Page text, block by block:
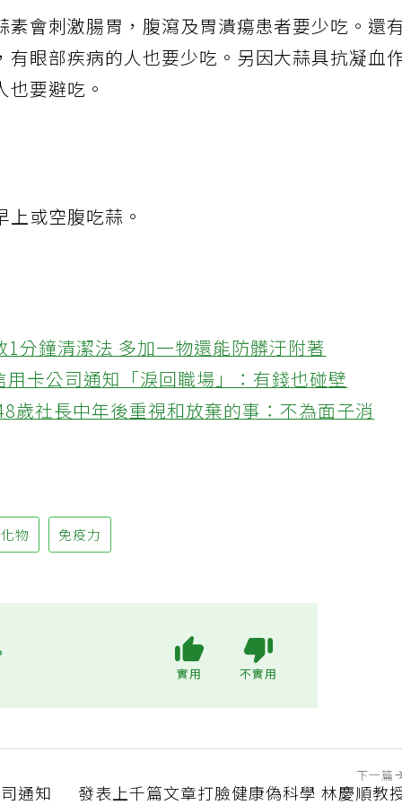
素會刺激腸胃，腹瀉及胃潰瘍患者要少吃。還
有眼部疾病的人也要少吃。另因大蒜具抗凝血
要避吃。
或空腹吃蒜。
分鐘清潔法 多加一物還能防髒汙附著
卡公司通知「淚回職場」：有錢也碰壁
歲社長中年後重視和放棄的事：不為面子消
化物 免疫力
下一篇